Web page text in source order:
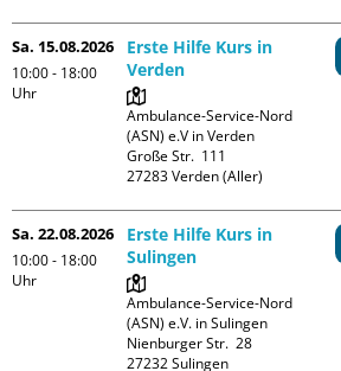
Sa. 15.08.2026
10:00 - 18:00
Uhr
Erste Hilfe Kurs in
Verden
Ambulance-Service-Nord
(ASN) e.V in Verden
Große Str.  111
Sa. 22.08.2026
10:00 - 18:00
Uhr
Erste Hilfe Kurs in
Sulingen
Ambulance-Service-Nord
(ASN) e.V. in Sulingen
Nienburger Str.  28